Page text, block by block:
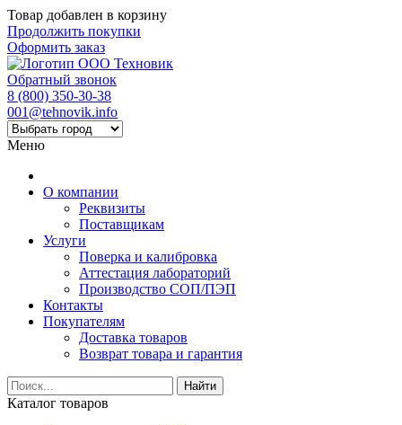
Товар добавлен в корзину
Продолжить покупки
Оформить заказ
Обратный звонок
8 (800) 350-30-38
001@tehnovik.info
Меню
О компании
Реквизиты
Поставщикам
Услуги
Поверка и калибровка
Аттестация лабораторий
Производство СОП/ПЭП
Контакты
Покупателям
Доставка товаров
Возврат товара и гарантия
Найти
Каталог товаров